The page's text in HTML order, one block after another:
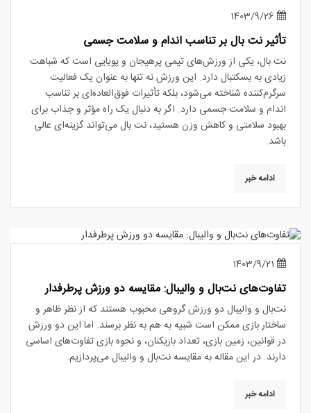
تأثیر نت بال بر تناسب اندام و سلامت جسمی
نت بال، یکی از ورزش‌های تیمی پرهیجان و پویایی است که شباهت
زیادی به بسکتبال دارد. این ورزش نه تنها به عنوان یک فعالیت
سرگرم‌کننده شناخته می‌شود، بلکه تأثیرات فوق‌العاده‌ای بر تناسب
اندام و سلامت جسمی دارد. اگر به دنبال یک راه مؤثر و جذاب برای
بهبود سلامتی و کاهش وزن هستید، نت بال می‌تواند گزینه‌ای عالی
باشد.
ادامه خبر
تفاوت‌های نت‌بال و والیبال: مقایسه دو ورزش پرطرفدار
نت‌بال و والیبال دو ورزش گروهی محبوب هستند که از نظر ظاهر و
ساختار بازی ممکن است شبیه به هم به نظر برسند. اما این دو ورزش
در قوانین، زمین بازی، تعداد بازیکنان، و نحوه بازی تفاوت‌های اساسی
دارند. در این مقاله به مقایسه نت‌بال و والیبال می‌پردازیم.
ادامه خبر